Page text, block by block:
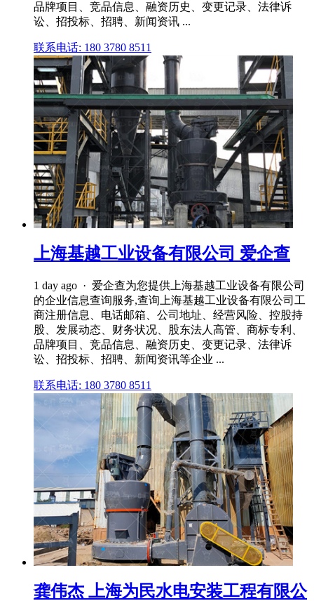
品牌项目、竞品信息、融资历史、变更记录、法律诉
讼、招投标、招聘、新闻资讯 ...
联系电话: 180 3780 8511
上海基越工业设备有限公司 爱企查
1 day ago · 爱企查为您提供上海基越工业设备有限公司
的企业信息查询服务,查询上海基越工业设备有限公司工
商注册信息、电话邮箱、公司地址、经营风险、控股持
股、发展动态、财务状况、股东法人高管、商标专利、
品牌项目、竞品信息、融资历史、变更记录、法律诉
讼、招投标、招聘、新闻资讯等企业 ...
联系电话: 180 3780 8511
龚伟杰 上海为民水电安装工程有限公